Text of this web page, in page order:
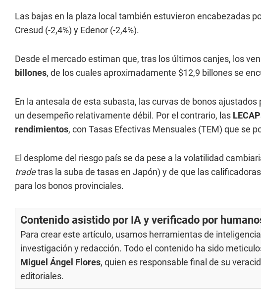
Las bajas en la plaza local también estuvieron encabezadas
Cresud (-2,4%) y Edenor (-2,4%).
Desde el mercado estiman que, tras los últimos canjes, los
billones, de los cuales aproximadamente $12,9 billones se
En la antesala de esta subasta, las curvas de bonos ajustados
un desempeño relativamente débil. Por el contrario, las
rendimientos, con Tasas Efectivas Mensuales (TEM) que se
El desplome del riesgo país se da pese a la volatilidad
tradetras la suba de tasas en Japón) y de que las
para los bonos provinciales.
Contenido asistido por IA y verificado por
Para crear este artículo, usamos herramientas de
investigación y redacción. Todo el contenido ha sido
Miguel Ángel Flores, quien es responsable final de su
editoriales.